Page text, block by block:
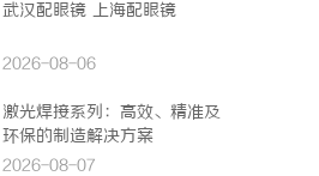
武汉配眼镜 上海配眼镜
2026-08-06
激光焊接系列：高效、精准及
环保的制造解决方案
2026-08-07